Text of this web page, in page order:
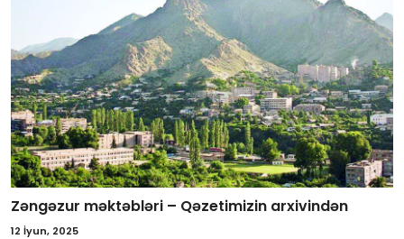
Zəngəzur məktəbləri – Qəzetimizin arxivindən
12 İyun, 2025